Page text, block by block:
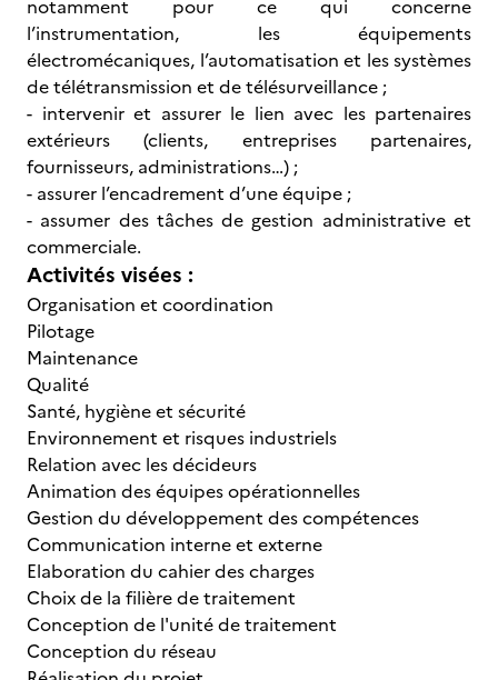
notamment pour ce qui concerne
l’instrumentation, les équipements
électromécaniques, l’automatisation et les systèmes
de télétransmission et de télésurveillance ;
- intervenir et assurer le lien avec les partenaires
extérieurs (clients, entreprises partenaires,
fournisseurs, administrations…) ;
- assurer l’encadrement d’une équipe ;
- assumer des tâches de gestion administrative et
commerciale.
Activités visées :
Organisation et coordination
Pilotage
Maintenance
Qualité
Santé, hygiène et sécurité
Environnement et risques industriels
Relation avec les décideurs
Animation des équipes opérationnelles
Gestion du développement des compétences
Communication interne et externe
Elaboration du cahier des charges
Choix de la filière de traitement
Conception de l'unité de traitement
Conception du réseau